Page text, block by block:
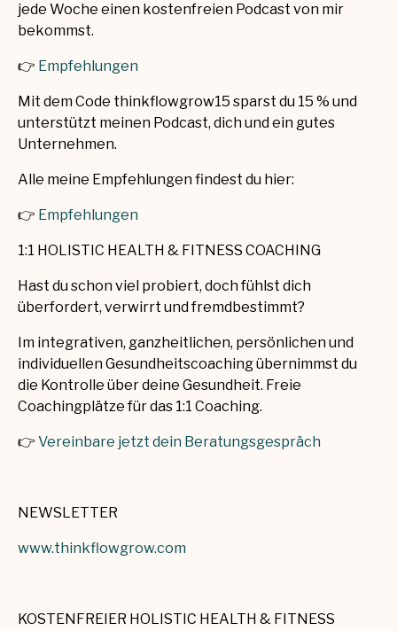
jede Woche einen kostenfreien Podcast von mir
bekommst.
👉 Empfehlungen
Mit dem Code thinkflowgrow15 sparst du 15 % und
unterstützt meinen Podcast, dich und ein gutes
Unternehmen.
Alle meine Empfehlungen findest du hier:
👉 Empfehlungen
1:1 HOLISTIC HEALTH & FITNESS COACHING
Hast du schon viel probiert, doch fühlst dich
überfordert, verwirrt und fremdbestimmt?
Im integrativen, ganzheitlichen, persönlichen und
individuellen Gesundheitscoaching übernimmst du
die Kontrolle über deine Gesundheit. Freie
Coachingplätze für das 1:1 Coaching.
👉 Vereinbare jetzt dein Beratungsgespräch
NEWSLETTER
www.thinkflowgrow.com
KOSTENFREIER HOLISTIC HEALTH & FITNESS